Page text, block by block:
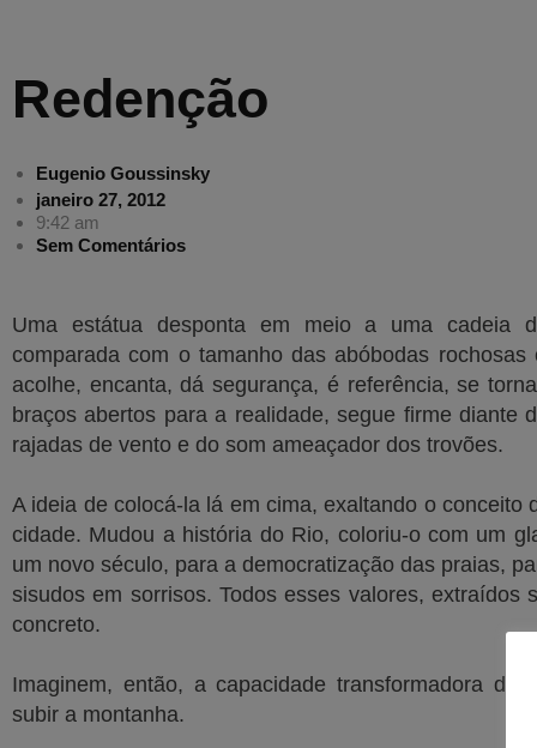
Redenção
Eugenio Goussinsky
janeiro 27, 2012
9:42 am
Sem Comentários
Uma estátua desponta em meio a uma cadeia
comparada com o tamanho das abóbodas
acolhe, encanta, dá segurança, é referência, se
braços abertos para a realidade, segue firme diante
rajadas de vento e do som ameaçador dos trovões.
A ideia de colocá-la lá em cima, exaltando o conceito
cidade. Mudou a história do Rio, coloriu-o com um
um novo século, para a democratização das praias,
sisudos em sorrisos. Todos esses valores, extraídos
concreto.
Imaginem, então, a capacidade transformadora
subir a montanha.